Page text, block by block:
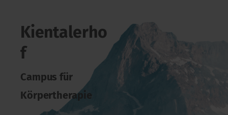
Kientalerho
f
Campus für
Körpertherapie